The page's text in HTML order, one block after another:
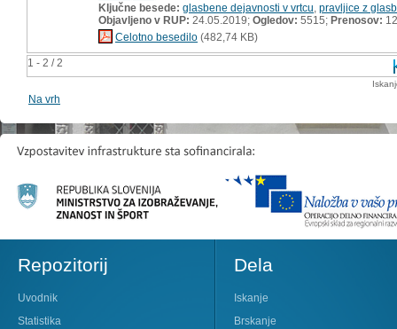
1 - 2 / 2
Ključne besede: glasbene dejavnosti v vrtcu pravljice z
Objavljeno v RUP: 24.05.2019; Ogledov: 5515; Prenosov:
Celotno besedilo (482,74 KB)
Na vrh
Repozitorij
Uvodnik
Statistika
Dela
Iskanje
Brskanje